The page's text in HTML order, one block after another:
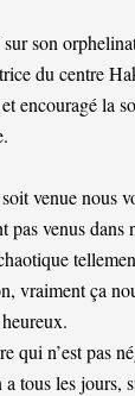
son
du centre
encouragé la
venue nous
pas venus
vraiment ça
qui n’est pas
a tous les jours,